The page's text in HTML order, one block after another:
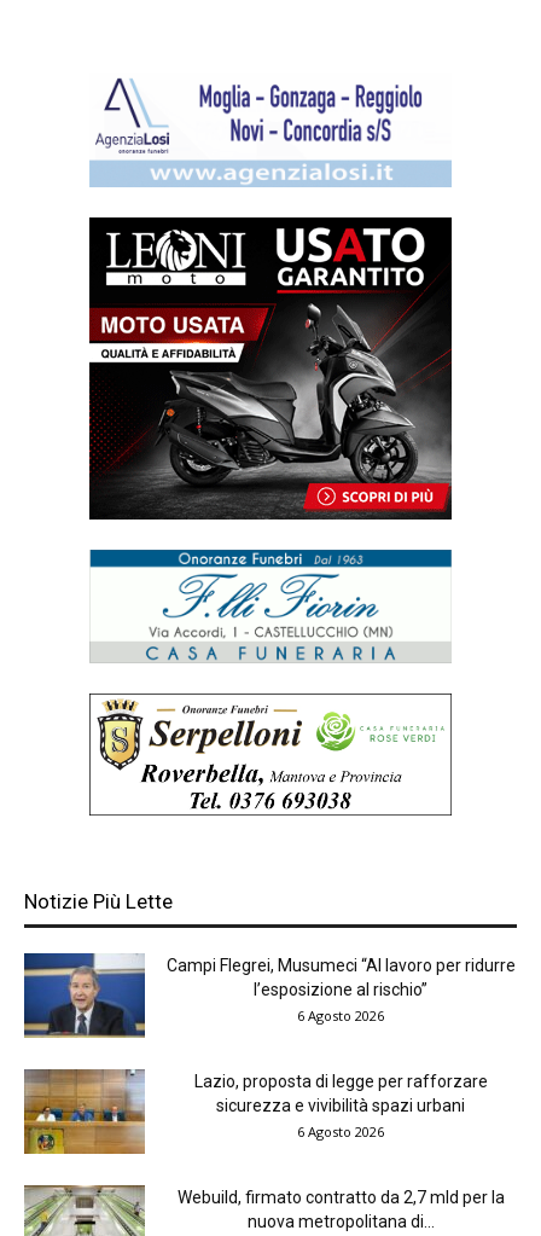
Notizie Più Lette
Campi Flegrei, Musumeci “Al lavoro per ridurre
l’esposizione al rischio”
6 Agosto 2026
Lazio, proposta di legge per rafforzare
sicurezza e vivibilità spazi urbani
6 Agosto 2026
Webuild, firmato contratto da 2,7 mld per la
nuova metropolitana di...